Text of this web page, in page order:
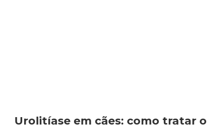
Alimentação
Urolitíase em cães: como tratar o